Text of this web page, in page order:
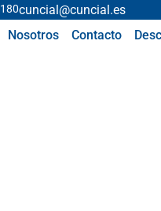
cuncial@cuncial.es
Nosotros Contacto